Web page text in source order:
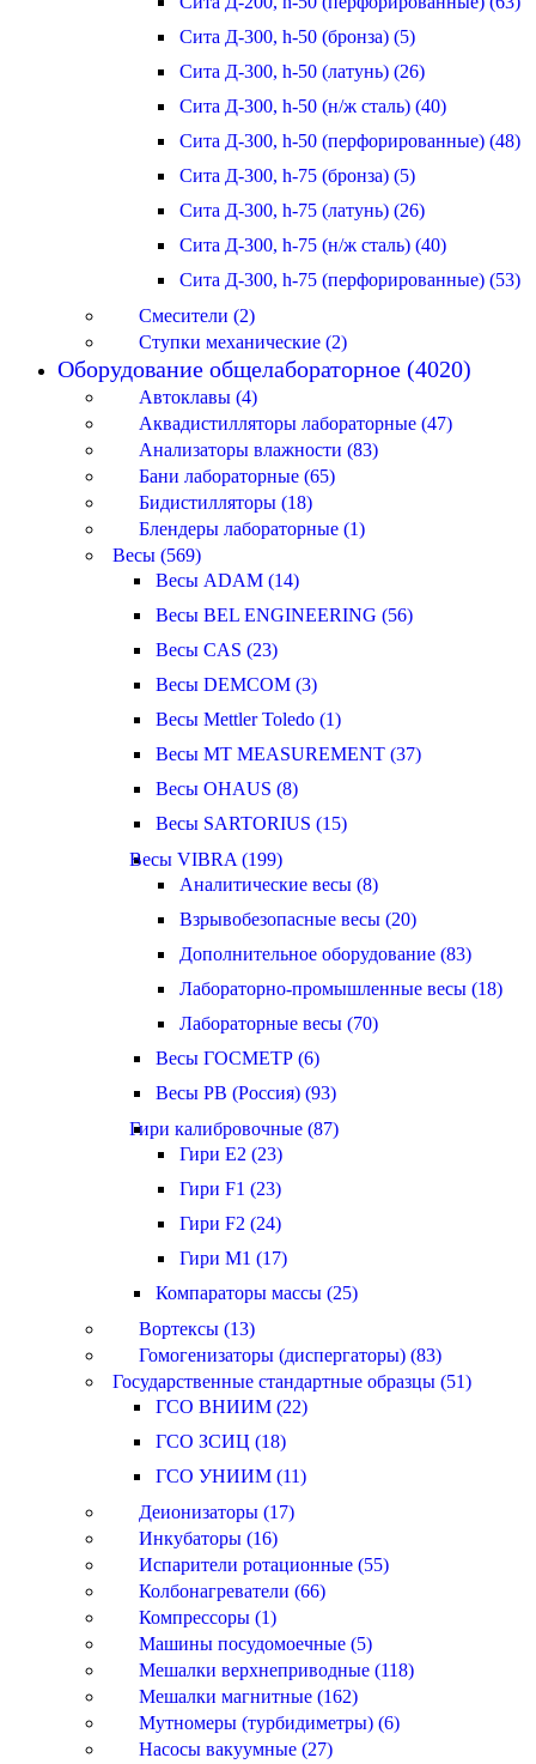
Сита Д-300, h-50 (бронза) (5)
Сита Д-300, h-50 (латунь) (26)
Сита Д-300, h-50 (н/ж сталь) (40)
Сита Д-300, h-50 (перфорированные) (48)
Сита Д-300, h-75 (бронза) (5)
Сита Д-300, h-75 (латунь) (26)
Сита Д-300, h-75 (н/ж сталь) (40)
Сита Д-300, h-75 (перфорированные) (53)
Смесители (2)
Ступки механические (2)
Оборудование общелабораторное (4020)
Автоклавы (4)
Аквадистилляторы лабораторные (47)
Анализаторы влажности (83)
Бани лабораторные (65)
Бидистилляторы (18)
Блендеры лабораторные (1)
Весы (569)
Весы ADAM (14)
Весы BEL ENGINEERING (56)
Весы CAS (23)
Весы DEMCOM (3)
Весы Mettler Toledo (1)
Весы MT MEASUREMENT (37)
Весы OHAUS (8)
Весы SARTORIUS (15)
Весы VIBRA (199)
Аналитические весы (8)
Взрывобезопасные весы (20)
Дополнительное оборудование (83)
Лабораторно-промышленные весы (18)
Лабораторные весы (70)
Весы ГОСМЕТР (6)
Весы РВ (Россия) (93)
Гири калибровочные (87)
Гири E2 (23)
Гири F1 (23)
Гири F2 (24)
Гири M1 (17)
Компараторы массы (25)
Вортексы (13)
Гомогенизаторы (диспергаторы) (83)
Государственные стандартные образцы (51)
ГСО ВНИИМ (22)
ГСО ЗСИЦ (18)
ГСО УНИИМ (11)
Деионизаторы (17)
Инкубаторы (16)
Испарители ротационные (55)
Колбонагреватели (66)
Компрессоры (1)
Машины посудомоечные (5)
Мешалки верхнеприводные (118)
Мешалки магнитные (162)
Мутномеры (турбидиметры) (6)
Насосы вакуумные (27)